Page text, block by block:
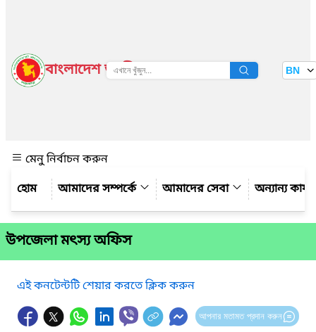
বাংলাদেশ জাতীয় তথ্য বাতায়ন BN
মেনু নির্বাচন করুন
আমাদের সম্পর্কে
আমাদের সেবা অন্যান্য
উপজেলা মৎস্য অফিস
এই কনটেন্টটি শেয়ার করতে ক্লিক করুন
আপনার মতামত প্রদান করুন